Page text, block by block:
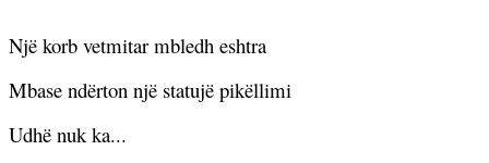
Një korb vetmitar mbledh eshtra
Mbase ndërton një statujë pikëllimi
Udhë nuk ka...